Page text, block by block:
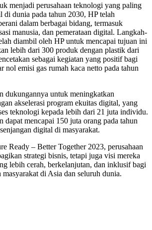
menjadi perusahaan teknologi yang paling
di dunia pada tahun 2030, HP telah
dalam berbagai bidang, termasuk
manusia, dan pemerataan digital. Langkah-
diambil oleh HP untuk mencapai tujuan ini
lebih dari 300 produk dengan plastik dari
sebagai kegiatan yang positif bagi
nol emisi gas rumah kaca netto pada tahun
dukungannya untuk meningkatkan
akselerasi program ekuitas digital, yang
teknologi kepada lebih dari 21 juta individu.
dapat mencapai 150 juta orang pada tahun
digital di masyarakat.
Ready – Better Together 2023, perusahaan
strategi bisnis, tetapi juga visi mereka
lebih cerah, berkelanjutan, dan inklusif bagi
di Asia dan seluruh dunia.